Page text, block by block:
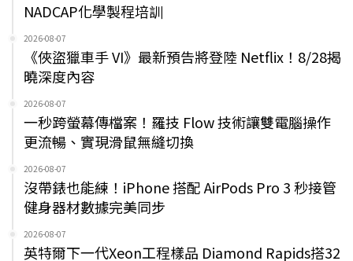
NADCAP化學製程培訓
2026-08-07
《俠盜獵車手 VI》最新預告將登陸 Netflix！8/28揭
曉深度內容
2026-08-07
一秒跨螢幕傳檔案！羅技 Flow 技術讓雙電腦操作
更流暢、實現滑鼠無縫切換
2026-08-07
沒帶錶也能練！iPhone 搭配 AirPods Pro 3 秒接管
健身器材數據完美同步
2026-08-07
英特爾下一代Xeon工程樣品 Diamond Rapids搭32